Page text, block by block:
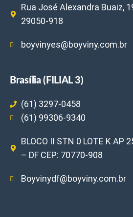
Rua José Alexandra Buaiz,
29050-918
boyvinyes@boyviny.com.br
Brasília (FILIAL 3)
(61) 3297-0458
(61) 99306-9340
BLOCO II STN 0 LOTE K AP
– DF CEP: 70770-908
Boyvinydf@boyviny.com.br